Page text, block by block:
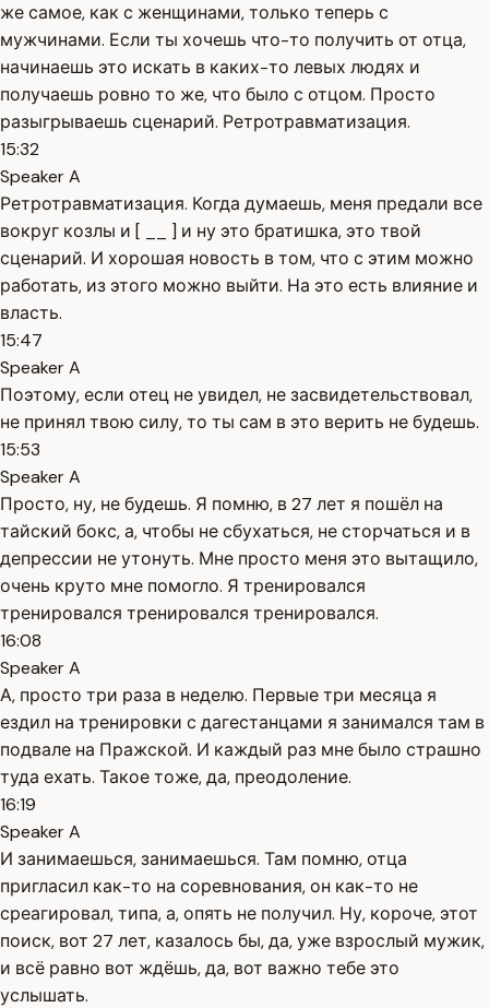
же самое, как с женщинами, только теперь с
мужчинами. Если ты хочешь что-то получить от отца,
начинаешь это искать в каких-то левых людях и
получаешь ровно то же, что было с отцом. Просто
разыгрываешь сценарий. Ретротравматизация.
15:32
Speaker A
Ретротравматизация. Когда думаешь, меня предали все
вокруг козлы и [ __ ] и ну это братишка, это твой
сценарий. И хорошая новость в том, что с этим можно
работать, из этого можно выйти. На это есть влияние и
власть.
15:47
Speaker A
Поэтому, если отец не увидел, не засвидетельствовал,
не принял твою силу, то ты сам в это верить не будешь.
15:53
Speaker A
Просто, ну, не будешь. Я помню, в 27 лет я пошёл на
тайский бокс, а, чтобы не сбухаться, не сторчаться и в
депрессии не утонуть. Мне просто меня это вытащило,
очень круто мне помогло. Я тренировался
тренировался тренировался тренировался.
16:08
Speaker A
А, просто три раза в неделю. Первые три месяца я
ездил на тренировки с дагестанцами я занимался там в
подвале на Пражской. И каждый раз мне было страшно
туда ехать. Такое тоже, да, преодоление.
16:19
Speaker A
И занимаешься, занимаешься. Там помню, отца
пригласил как-то на соревнования, он как-то не
среагировал, типа, а, опять не получил. Ну, короче, этот
поиск, вот 27 лет, казалось бы, да, уже взрослый мужик,
и всё равно вот ждёшь, да, вот важно тебе это
услышать.